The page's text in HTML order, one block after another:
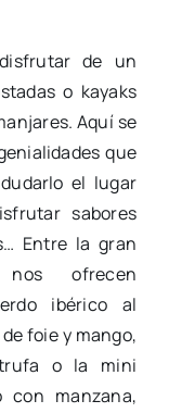
de un
o kayaks
Aquí se
que
el lugar
sabores
Entre la gran
ofrecen
ibérico al
foie y mango,
o la mini
con manzana,